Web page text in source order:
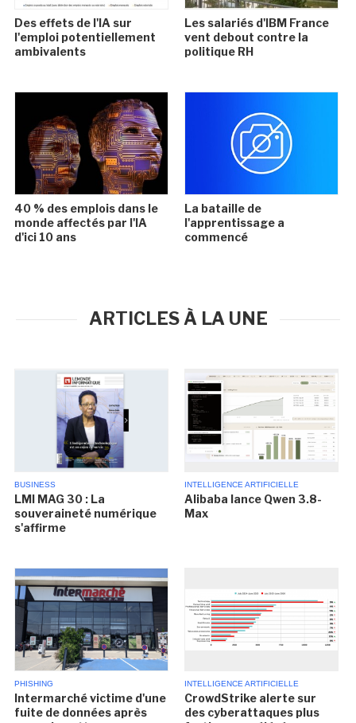
Des effets de l'IA sur
l'emploi potentiellement
ambivalents
Les salariés d'IBM France
vent debout contre la
politique RH
40 % des emplois dans le
monde affectés par l'IA
d'ici 10 ans
La bataille de
l'apprentissage a
commencé
ARTICLES À LA UNE
BUSINESS
LMI MAG 30 : La
souveraineté numérique
s'affirme
INTELLIGENCE ARTIFICIELLE
Alibaba lance Qwen 3.8-
Max
PHISHING
Intermarché victime d'une
fuite de données après
INTELLIGENCE ARTIFICIELLE
CrowdStrike alerte sur
des cyberattaques plus